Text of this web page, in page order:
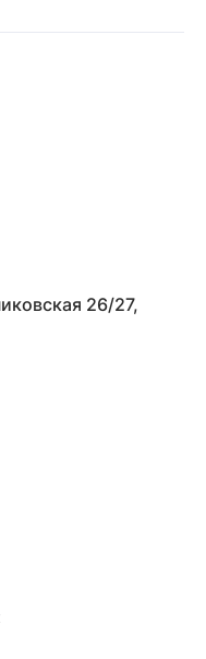
26/27,